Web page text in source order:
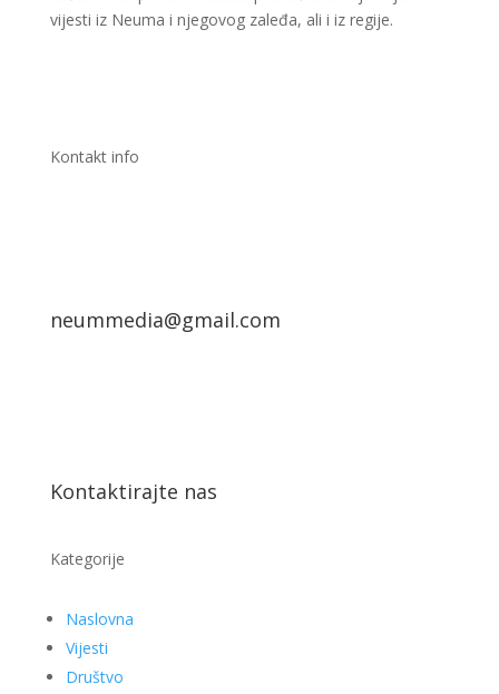
vijesti iz Neuma i njegovog zaleđa, ali i iz regije.
Kontakt info
neummedia@gmail.com
Kontaktirajte nas
Kategorije
Naslovna
Vijesti
Društvo